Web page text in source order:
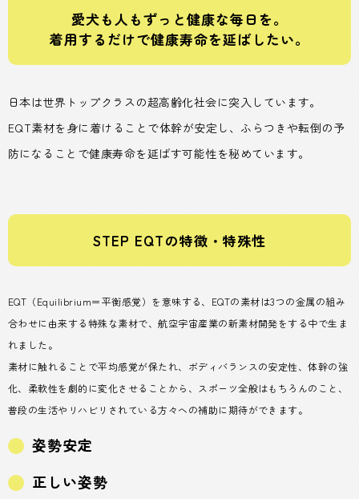
愛犬も人もずっと健康な毎日を。
着用するだけで健康寿命を延ばしたい。
日本は世界トップクラスの超高齢化社会に突入しています。
EQT素材を身に着けることで体幹が安定し、ふらつきや転倒の予
防になることで健康寿命を延ばす可能性を秘めています。
STEP EQTの特徴・特殊性
EQT（Equilibrium＝平衡感覚）を意味する、EQTの素材は3つの金属の組み
合わせに由来する特殊な素材で、航空宇宙産業の新素材開発をする中で生ま
れました。
素材に触れることで平均感覚が保たれ、ボディバランスの安定性、体幹の強
化、柔軟性を劇的に変化させることから、スポーツ全般はもちろんのこと、
普段の生活やリハビリされている方々への補助に期待ができます。
姿勢安定
正しい姿勢